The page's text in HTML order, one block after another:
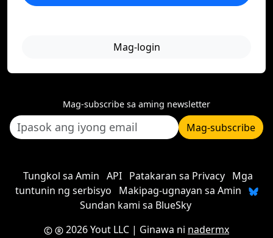
Mag-login
Mag-subscribe sa aming newsletter
Mag-subscribe
Tungkol sa Amin API Patakaran sa Privacy
Mga
tuntunin ng serbisyo
Makipag-ugnayan sa Amin
Sundan kami sa BlueSky
2026 Yout LLC | Ginawa ni nadermx